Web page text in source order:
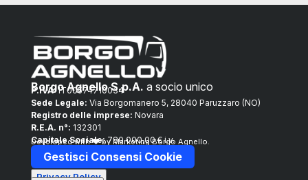
Borgo Agnello S.p.A. a socio unico
P.IVA:IT00574710034
Sede Legale: Via Borgomanero 5, 28040 Paruzzaro (NO)
Registro delle imprese: Novara
R.E.A. n°: 132301
Capitale Sociale:780.000,00 € i.v.
Developed with ❤ by Marketing Borgo Agnello.
Gestisci Consensi Cookie
Privacy Policy